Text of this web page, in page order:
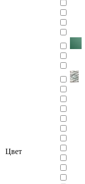
Цвет